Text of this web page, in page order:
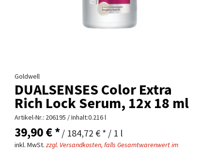
Goldwell
DUALSENSES Color Extra
Rich Lock Serum, 12x 18 ml
Artikel-Nr.: 206195 / Inhalt:0.216 l
39,90 € */ 184,72 € * / 1 l
inkl. MwSt. zzgl. Versandkosten, falls Gesamtwarenwert im